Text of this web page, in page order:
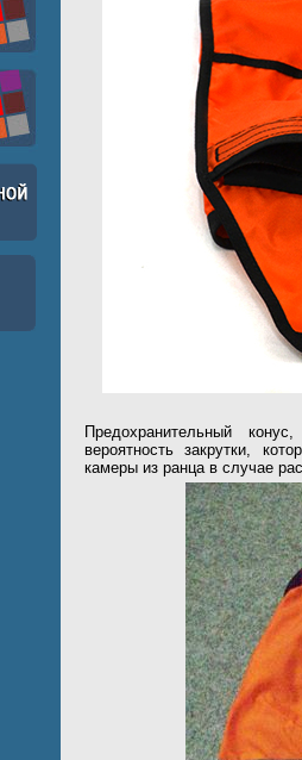
Предохранительный
вероятность закрутки,
камеры из ранца в случае